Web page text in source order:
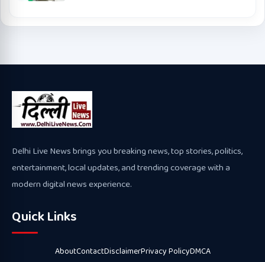
Delhi Live News brings you breaking news, top stories, politics,
entertainment, local updates, and trending coverage with a
modern digital news experience.
Quick Links
AboutContactDisclaimerPrivacy PolicyDMCA